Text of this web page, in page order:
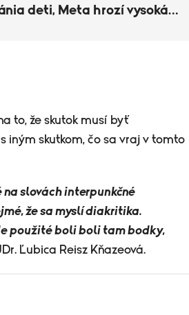
deti, Meta hrozí vysoká
to, že skutok musí byť
iným skutkom, čo sa vraj v tomto
slovách interpunkčné
že sa myslí diakritika.
použité boli boli tam bodky,
Ľubica Reisz Kňazeová.